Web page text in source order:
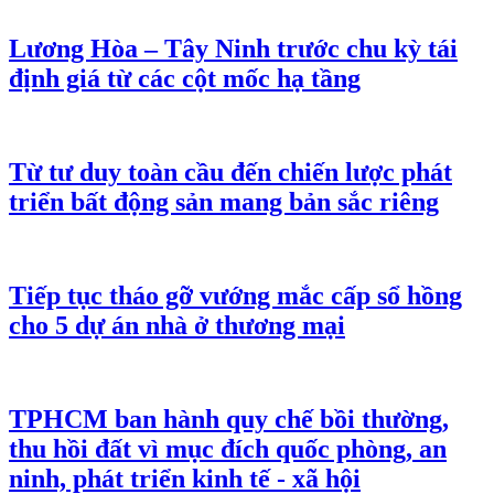
Lương Hòa – Tây Ninh trước chu kỳ tái
định giá từ các cột mốc hạ tầng
Từ tư duy toàn cầu đến chiến lược phát
triển bất động sản mang bản sắc riêng
Tiếp tục tháo gỡ vướng mắc cấp sổ hồng
cho 5 dự án nhà ở thương mại
TPHCM ban hành quy chế bồi thường,
thu hồi đất vì mục đích quốc phòng, an
ninh, phát triển kinh tế - xã hội